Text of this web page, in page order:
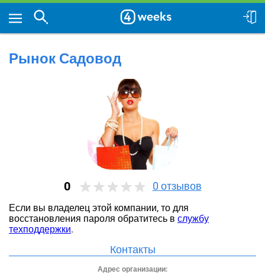
Рынок Садовод
0 0 отзывов
Если вы владелец этой компании, то для
восстановления пароля обратитесь в службу
техподдержки.
Контакты
Адрес организации: